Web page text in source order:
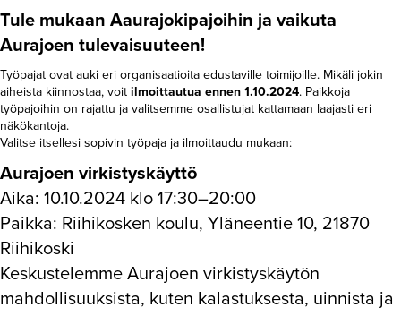
Tule mukaan Aaurajokipajoihin ja vaikuta
Aurajoen tulevaisuuteen!
Työpajat ovat auki eri organisaatioita edustaville toimijoille. Mikäli jokin
aiheista kiinnostaa, voitilmoittautua ennen 1.10.2024. Paikkoja
työpajoihin on rajattu ja valitsemme osallistujat kattamaan laajasti eri
näkökantoja.
Valitse itsellesi sopivin työpaja ja ilmoittaudu mukaan:
Aurajoen virkistyskäyttö
Aika: 10.10.2024 klo 17:30–20:00
Paikka: Riihikosken koulu, Yläneentie 10, 21870
Riihikoski
Keskustelemme Aurajoen virkistyskäytön
mahdollisuuksista, kuten kalastuksesta, uinnista ja